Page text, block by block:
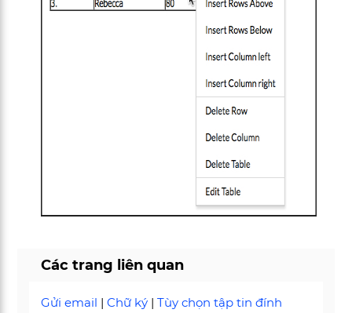
Các trang liên quan
Gửi email |Chữ ký |Tùy chọn tập tin đính